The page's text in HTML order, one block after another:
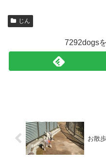
じん
7292dogs
お散歩